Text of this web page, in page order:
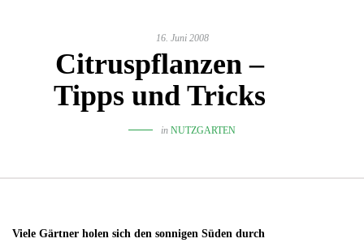
16. Juni 2008
Citruspflanzen –
Tipps und Tricks
in NUTZGARTEN
Viele Gärtner holen sich den sonnigen Süden durch